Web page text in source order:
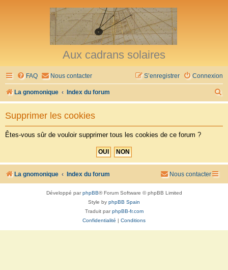
Aux cadrans solaires
FAQ Nous contacter Connexion
S’enregistrer
La gnomonique Index du forum
e
h
Supprimer les cookies
Êtes-vous sûr de vouloir supprimer tous les cookies de ce forum ?
La gnomonique Index du forum Nous contacter
Développé parphpBB® Forum Software © phpBB Limited
Style by phpBB Spain
Traduit parphpBB-fr.com
Confidentialité | Conditions